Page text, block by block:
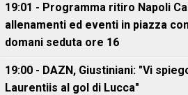
19:01 - Programma ritiro Napoli
allenamenti ed eventi in piazza
domani seduta ore 16
19:00 - DAZN, Giustiniani: "Vi
Laurentiis al gol di Lucca"